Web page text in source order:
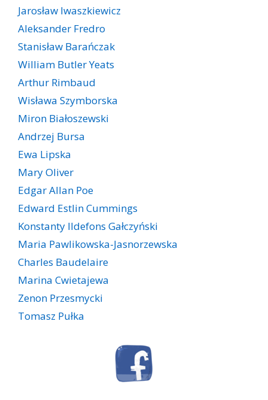
Jarosław Iwaszkiewicz
Aleksander Fredro
Stanisław Barańczak
William Butler Yeats
Arthur Rimbaud
Wisława Szymborska
Miron Białoszewski
Andrzej Bursa
Ewa Lipska
Mary Oliver
Edgar Allan Poe
Edward Estlin Cummings
Konstanty Ildefons Gałczyński
Maria Pawlikowska-Jasnorzewska
Charles Baudelaire
Marina Cwietajewa
Zenon Przesmycki
Tomasz Pułka